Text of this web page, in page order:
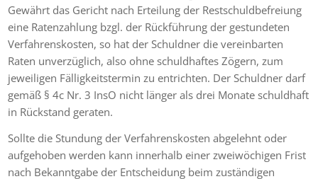
Gewährt das Gericht nach Erteilung der Restschuldbefreiung
eine Ratenzahlung bzgl. der Rückführung der gestundeten
Verfahrenskosten, so hat der Schuldner die vereinbarten
Raten unverzüglich, also ohne schuldhaftes Zögern, zum
jeweiligen Fälligkeitstermin zu entrichten. Der Schuldner darf
gemäß § 4c Nr. 3 InsO nicht länger als drei Monate schuldhaft
in Rückstand geraten.
Sollte die Stundung der Verfahrenskosten abgelehnt oder
aufgehoben werden kann innerhalb einer zweiwöchigen Frist
nach Bekanntgabe der Entscheidung beim zuständigen